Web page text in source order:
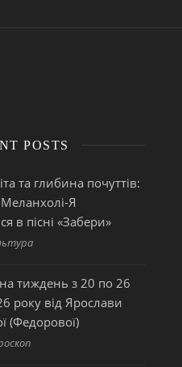
POSTS
та глибина почуттів:
Меланхолі-Я
в пісні «Забери»
тиждень з 20 по 26
року від Ярослави
(Федорової)